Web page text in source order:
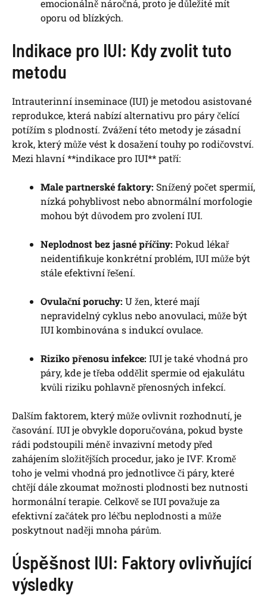
emocionálně náročná, proto je důležité‌ mít
oporu ⁤od blízkých.
Indikace pro ​IUI: Kdy ​zvolit tuto
metodu
Intrauterinní inseminace (IUI) je metodou asistované
reprodukce, která nabízí alternativu pro ⁣páry čelící
‍potížím s plodností. Zvážení této metody je ⁤zásadní
krok, který může vést ‍k ‍dosažení touhy po rodičovství.
Mezi hlavní **indikace⁣ pro IUI** patří:
Male partnerské faktory: Snížený​ počet spermií,
nízká pohyblivost nebo abnormální morfologie
mohou být důvodem pro zvolení IUI.
Neplodnost bez jasné ⁣příčiny: Pokud lékař
⁤neidentifikuje konkrétní problém, IUI může být
stále efektivní řešení.
Ovulační poruchy: U žen, které mají
nepravidelný cyklus nebo anovulaci, může být
IUI kombinována​ s indukcí ovulace.
Riziko přenosu infekce: IUI je také vhodná⁣ pro
páry, kde je třeba oddělit spermie ⁢od ejakulátu
kvůli ​riziku pohlavně přenosných infekcí.
Dalším faktorem, který může​ ovlivnit rozhodnutí, je​
časování. IUI je obvykle doporučována, pokud byste
rádi podstoupili méně⁢ invazivní metody před
⁢zahájením složitějších ⁣procedur, jako ​je IVF. Kromě
‍toho je velmi vhodná pro jednotlivce ​či páry, které
chtějí ​dále zkoumat možnosti plodnosti bez nutnosti
hormonální ⁤terapie. Celkově se IUI ‌považuje za
efektivní začátek pro léčbu neplodnosti a může
poskytnout ⁣naději mnoha párům.
Úspěšnost IUI: Faktory ⁣ovlivňující
výsledky